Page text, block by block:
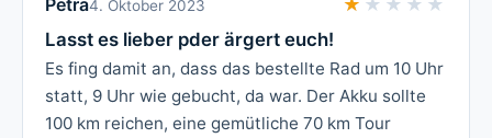
4. Oktober 2023
Lasst es lieber pder ärgert euch!
Es fing damit an, dass das bestellte Rad um 10 Uhr
statt, 9 Uhr wie gebucht, da war. Der Akku sollte
100 km reichen, eine gemütliche 70 km Tour